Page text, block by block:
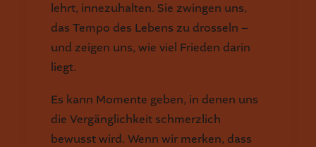
lehrt, innezuhalten. Sie zwingen uns,
das Tempo des Lebens zu drosseln –
und zeigen uns, wie viel Frieden darin
liegt.
Es kann Momente geben, in denen uns
die Vergänglichkeit schmerzlich
bewusst wird. Wenn wir merken, dass